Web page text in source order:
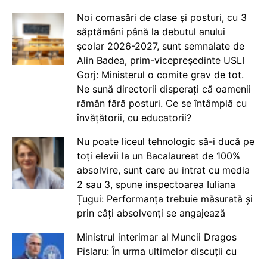
Noi comasări de clase și posturi, cu 3
săptămâni până la debutul anului
școlar 2026-2027, sunt semnalate de
Alin Badea, prim-vicepreședinte USLI
Gorj: Ministerul o comite grav de tot.
Ne sună directorii disperați că oamenii
rămân fără posturi. Ce se întâmplă cu
învățătorii, cu educatorii?
Nu poate liceul tehnologic să-i ducă pe
toți elevii la un Bacalaureat de 100%
absolvire, sunt care au intrat cu media
2 sau 3, spune inspectoarea Iuliana
Țugui: Performanța trebuie măsurată și
prin câți absolvenți se angajează
Ministrul interimar al Muncii Dragos
Pîslaru: În urma ultimelor discuții cu